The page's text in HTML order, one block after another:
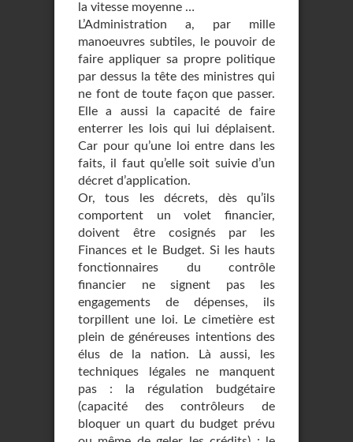
la vitesse moyenne …
L’Administration a, par mille
manoeuvres subtiles, le pouvoir de
faire appliquer sa propre politique
par dessus la tête des ministres qui
ne font de toute façon que passer.
Elle a aussi la capacité de faire
enterrer les lois qui lui déplaisent.
Car pour qu’une loi entre dans les
faits, il faut qu’elle soit suivie d’un
décret d’application.
Or, tous les décrets, dès qu’ils
comportent un volet financier,
doivent être cosignés par les
Finances et le Budget. Si les hauts
fonctionnaires du contrôle
financier ne signent pas les
engagements de dépenses, ils
torpillent une loi. Le cimetière est
plein de généreuses intentions des
élus de la nation. Là aussi, les
techniques légales ne manquent
pas : la régulation budgétaire
(capacité des contrôleurs de
bloquer un quart du budget prévu